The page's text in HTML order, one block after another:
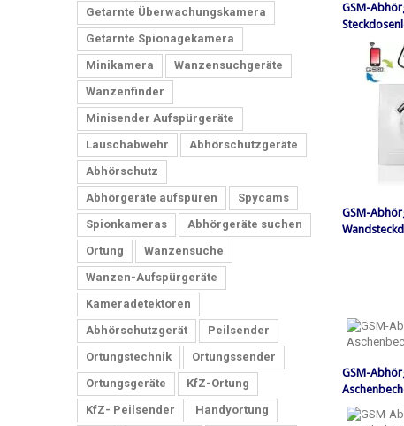
Getarnte Überwachungskamera
Getarnte Spionagekamera
Minikamera
Wanzensuchgeräte
Wanzenfinder
Minisender Aufspürgeräte
Lauschabwehr
Abhörschutzgeräte
Abhörschutz
Abhörgeräte aufspüren
Spycams
Spionkameras
Abhörgeräte suchen
Ortung
Wanzensuche
Wanzen-Aufspürgeräte
Kameradetektoren
Abhörschutzgerät
Peilsender
Ortungstechnik
Ortungssender
Ortungsgeräte
KfZ-Ortung
KfZ- Peilsender
Handyortung
GSM-
GSM-
GSM-